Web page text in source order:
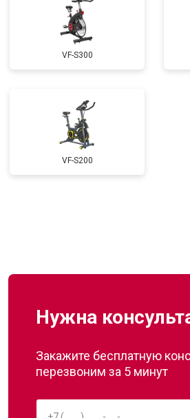
VF-S300
VF-S200
Нужна
Закажите бесплатную
перезвоним за 5 минут